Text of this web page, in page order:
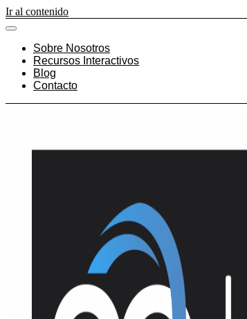
Ir al contenido
Sobre Nosotros
Recursos Interactivos
Blog
Contacto